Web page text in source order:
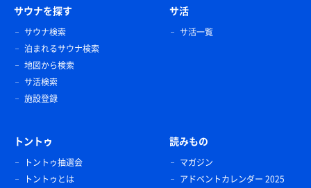
サウナを探す
サウナ検索
泊まれるサウナ検索
地図から検索
サ活検索
施設登録
サ活
サ活一覧
トントゥ
トントゥ抽選会
トントゥとは
読みもの
マガジン
アドベントカレンダー 2025